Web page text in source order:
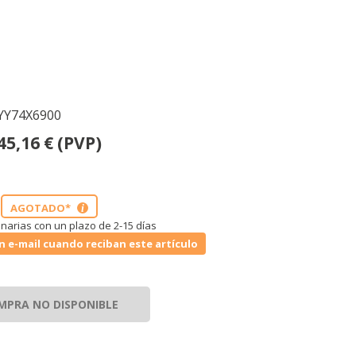
€ (PVP)
AGOTADO* i
con un plazo de 2-15 días
e-mail cuando reciban este artículo
NO DISPONIBLE